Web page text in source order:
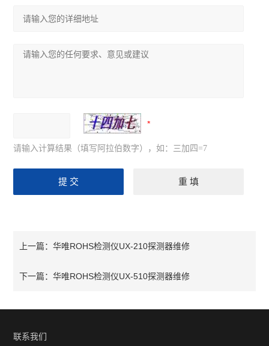
请输入计算结果（填写阿拉伯数字），如：三加四=7
上一篇：华唯ROHS检测仪UX-210探测器维修
下一篇：华唯ROHS检测仪UX-510探测器维修
联系我们